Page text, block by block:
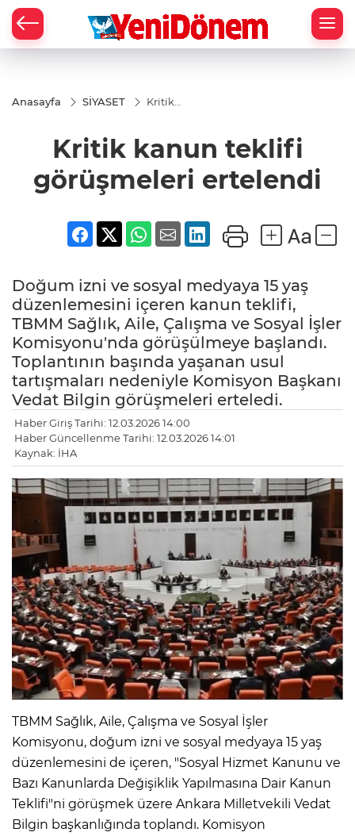
Anasayfa SİYASET
Kritik
ertelendi
Kritik kanun teklifi
görüşmeleri ertelendi
Doğum izni ve sosyal medyaya 15 yaş
düzenlemesini içeren kanun teklifi,
TBMM Sağlık, Aile, Çalışma ve Sosyal İşler
Komisyonu'nda görüşülmeye başlandı.
Toplantının başında yaşanan usul
tartışmaları nedeniyle Komisyon Başkanı
Vedat Bilgin görüşmeleri erteledi.
Haber Giriş Tarihi: 12.03.2026 14:00
Haber Güncellenme Tarihi: 12.03.2026 14:01
Kaynak: İHA
TBMM Sağlık, Aile, Çalışma ve Sosyal İşler
Komisyonu, doğum izni ve sosyal medyaya 15 yaş
düzenlemesini de içeren, "Sosyal Hizmet Kanunu ve
Bazı Kanunlarda Değişiklik Yapılmasına Dair Kanun
Teklifi"ni görüşmek üzere Ankara Milletvekili Vedat
Bilgin başkanlığında toplandı. Komisyon